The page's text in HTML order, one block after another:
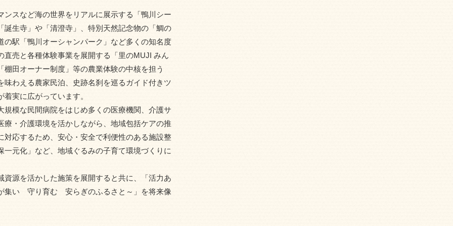
スなど海の世界をリアルに展示する「鴨川シー
生寺」や「清澄寺」、特別天然記念物の「鯛の
駅「鴨川オーシャンパーク」など多くの知名度
売と各種体験事業を展開する「里のMUJI みん
田オーナー制度」等の農業体験の中核を担う
わえる農家民泊、史跡名刹を巡るガイド付きツ
実に広がっています。
模な民間病院をはじめ多くの医療機関、介護サ
・介護環境を活かしながら、地域包括ケアの推
応するため、安心・安全で利便性のある施設整
元化」など、地域ぐるみの子育て環境づくりに
源を活かした施策を展開すると共に、「活力あ
集い 守り育む 安らぎのふるさと～」を将来像